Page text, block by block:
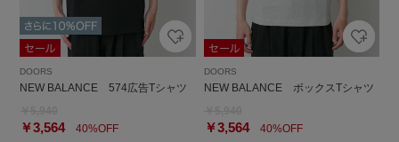
DOORS
NEW BALANCE 574広告Tシャツ
￥3,56440%OFF
DOORS
NEW BALANCE ボックスTシャツ
￥3,56440%OFF